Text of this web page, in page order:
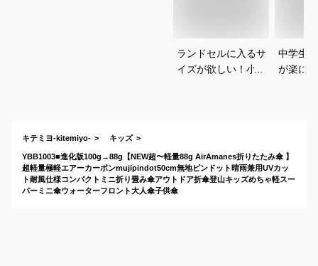
ランドセルに入るサ
イズが欲しい！小学
中学生
が楽に
キテミヨ-kitemiyo- キッズ
YBB1003■進化版100g→88g【NEW超〜軽量88g AirAmanes折りたたみ傘 】
超軽量極軽エアーカーボンmujipindot50cm無地ピンドット晴雨兼用UVカッ
ト耐風仕様コンパクトミニ折り畳み傘アウトドア折傘登山キッズめちゃ軽スー
パーミニ傘ウォーターフロント大人傘子供傘